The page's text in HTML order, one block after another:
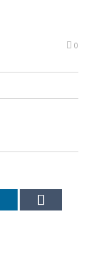
0
LinkedIn